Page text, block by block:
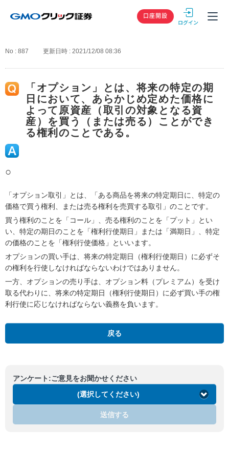
GMOクリック
口座開設
No : 887 更新日時 : 2021/12/08 08:36
「オプション」とは、将来の特定の期
日において、あらかじめ定めた価格に
よって原資産（取引の対象となる資
産）を買う（または売る）ことができ
る権利のことである。
○
「オプション取引」とは、「ある商品を将来の特定期日に、特定の
価格で買う権利、または売る権利を売買する取引」のことです。
買う権利のことを「コール」、売る権利のことを「プット」とい
い、特定の期日のことを「権利行使期日」または「満期日」、特定
の価格のことを「権利行使価格」といいます。
オプションの買い手は、将来の特定期日（権利行使期日）に必ずそ
の権利を行使しなければならないわけではありません。
一方、オプションの売り手は、オプション料（プレミアム）を受け
取る代わりに、将来の特定期日（権利行使期日）に必ず買い手の権
利行使に応じなければならない義務を負います。
戻る
アンケート:ご意見をお聞かせください
(選択してください)
送信する